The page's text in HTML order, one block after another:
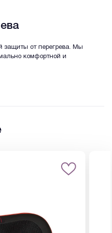
защиты от перегрева. Мы
комфортной и